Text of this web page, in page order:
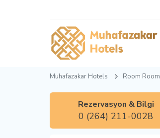
Muhafazakar Hotels Room
Rezervasyon & Bilgi
0 (264) 211-0028